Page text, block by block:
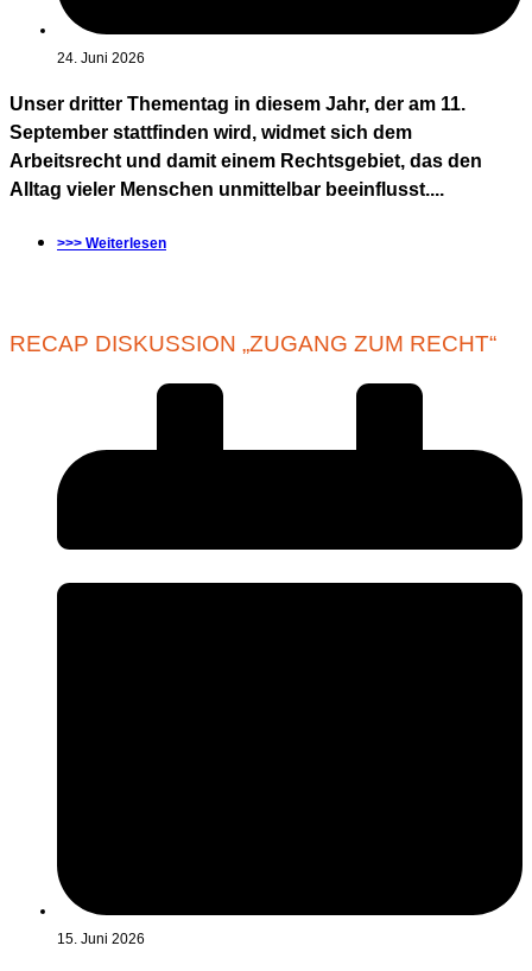
24. Juni 2026
Unser dritter Thementag in diesem Jahr, der am 11.
September stattfinden wird, widmet sich dem
Arbeitsrecht und damit einem Rechtsgebiet, das den
Alltag vieler Menschen unmittelbar beeinflusst....
>>> Weiterlesen
RECAP DISKUSSION „ZUGANG ZUM RECHT“
15. Juni 2026